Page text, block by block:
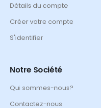
Détails du compte
Créer votre compte
S'identifier
Notre Société
Qui sommes-nous?
Contactez-nous